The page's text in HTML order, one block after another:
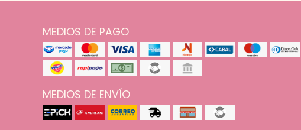
MEDIOS DE PAGO
MEDIOS DE ENVÍO